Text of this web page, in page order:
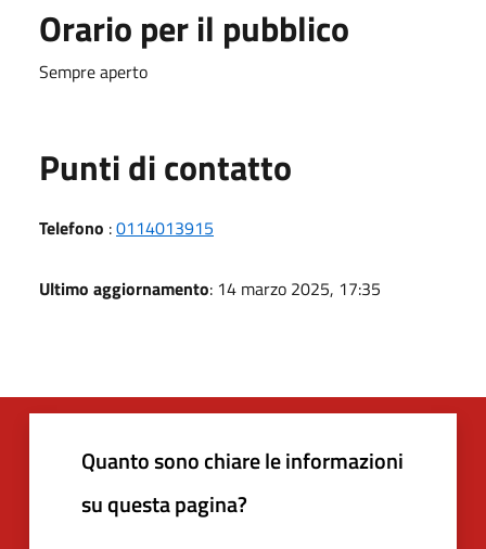
Orario per il pubblico
Sempre aperto
Punti di contatto
Telefono :0114013915
Ultimo aggiornamento: 14 marzo 2025, 17:35
Quanto sono chiare le informazioni
su questa pagina?